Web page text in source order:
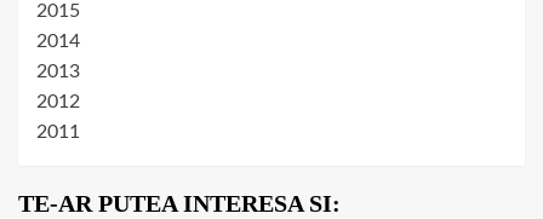
2015
2014
2013
2012
2011
TE-AR PUTEA INTERESA SI: